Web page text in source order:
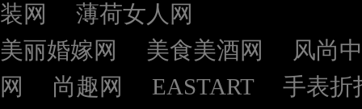
装网
薄荷女人网
美丽婚嫁网
美食美酒网
风尚
网
尚趣网 EASTART
手表折